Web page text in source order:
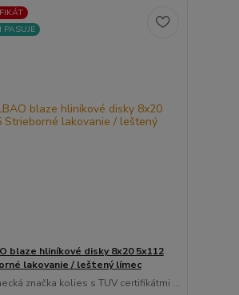
blaze hliníkové disky 8x20 5x112
lakovanie / leštený límec
značka kolies s TUV certifikátmi ...